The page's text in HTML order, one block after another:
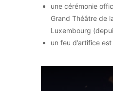
une cérémonie
Grand Théâtre de
Luxembourg
un feu d’artifice